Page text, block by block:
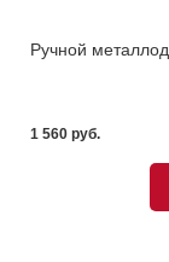
Ручной
1 560 pуб.